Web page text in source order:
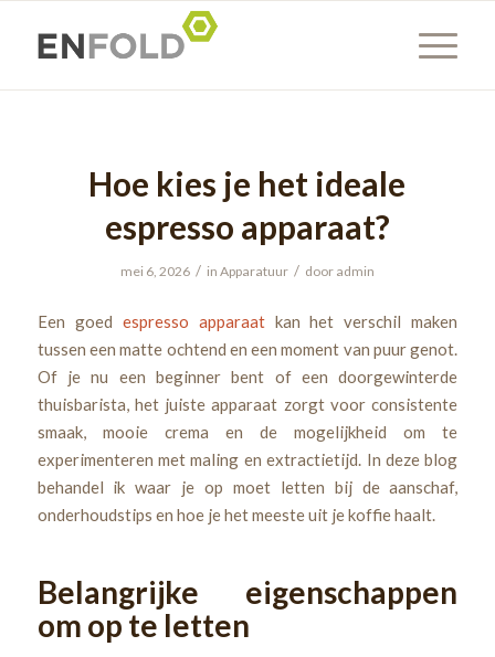
Hoe kies je het ideale
espresso apparaat?
mei 6, 2026 / in Apparatuur / door admin
Een goed espresso apparaatkan het verschil maken
tussen een matte ochtend en een moment van puur genot.
Of je nu een beginner bent of een doorgewinterde
thuisbarista, het juiste apparaat zorgt voor consistente
smaak, mooie crema en de mogelijkheid om te
experimenteren met maling en extractietijd. In deze blog
behandel ik waar je op moet letten bij de aanschaf,
onderhoudstips en hoe je het meeste uit je koffie haalt.
Belangrijke eigenschappen
om op te letten